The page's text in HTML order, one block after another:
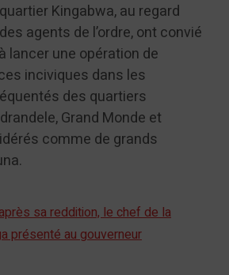
Kingabwa, au regard
agents de l’ordre, ont convié
lancer une opération de
inciviques dans les
des quartiers
Grand Monde et
comme de grands
sa reddition, le chef de la
présenté au gouverneur